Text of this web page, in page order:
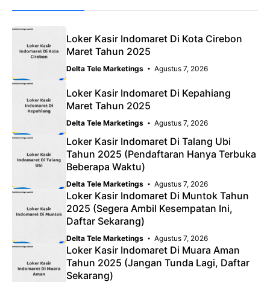
Loker Kasir Indomaret Di Kota Cirebon
Maret Tahun 2025
Delta Tele Marketings Agustus 7, 2026
Loker Kasir Indomaret Di Kepahiang
Maret Tahun 2025
Delta Tele Marketings Agustus 7, 2026
Loker Kasir Indomaret Di Talang Ubi
Tahun 2025 (Pendaftaran Hanya Terbuka
Beberapa Waktu)
Delta Tele Marketings Agustus 7, 2026
Loker Kasir Indomaret Di Muntok Tahun
2025 (Segera Ambil Kesempatan Ini,
Daftar Sekarang)
Delta Tele Marketings Agustus 7, 2026
Loker Kasir Indomaret Di Muara Aman
Tahun 2025 (Jangan Tunda Lagi, Daftar
Sekarang)